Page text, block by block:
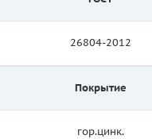
26804-2012
Покрытие
гор.цинк.